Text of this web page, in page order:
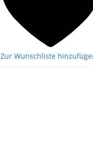
Zur Wunschliste